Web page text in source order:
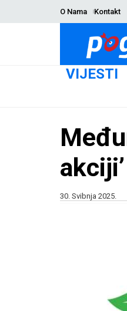
O Nama Kontakt
VIJESTI
30. Svibnja 2025.